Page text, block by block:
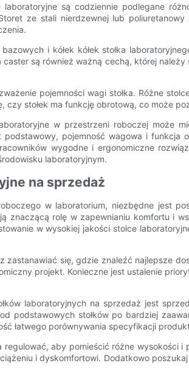
są codziennie podlegane
ze stali nierdzewnej lub
i kółek kółek stołka
są również ważną cechą, której
pojemności wagi stołka. Różne
stołek ma funkcję obrotową, co może
w przestrzeni roboczej może
podstawowy, pojemność wagowa i
wygodne i ergonomiczne
laboratoryjnym.
na sprzedaż
w laboratorium, niezbędne jest
znaczącą rolę w zapewnianiu komfortu i
w wysokiej jakości stolce
zastanawiać się, gdzie znaleźć najlepsze
projekt. Konieczne jest ustalenie
laboratoryjnych na sprzedaż jest
podstawowych stołków po bardziej
łatwego porównywania specyfikacji
regulować, aby pomieścić różne
i dyskomfortowi. Dodatkowo